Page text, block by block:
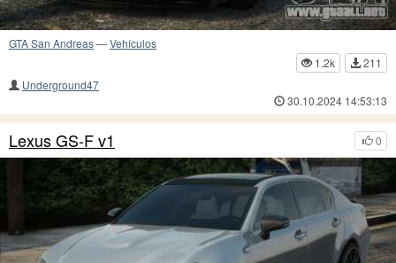
GTA San Andreas—Vehículos
1.2k
211
Underground47
30.10.2024 14:53:13
0
Lexus GS-F v1